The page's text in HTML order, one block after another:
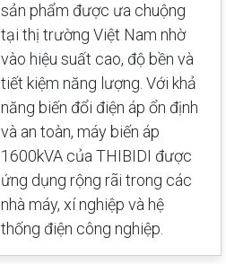
sản phẩm được ưa chuộng
tại thị trường Việt Nam nhờ
vào hiệu suất cao, độ bền và
tiết kiệm năng lượng. Với khả
năng biến đổi điện áp ổn định
và an toàn, máy biến áp
1600kVA của THIBIDI được
ứng dụng rộng rãi trong các
nhà máy, xí nghiệp và hệ
thống điện công nghiệp.